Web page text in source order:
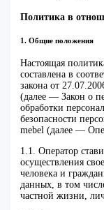
Политика в
1. Общие положения
Настоящая
составлена в
закона от
(далее — Закон о
обработки
безопасности
mebel (далее —
1.1. Оператор
осуществления
человека и
данных, в том
частной жизни,